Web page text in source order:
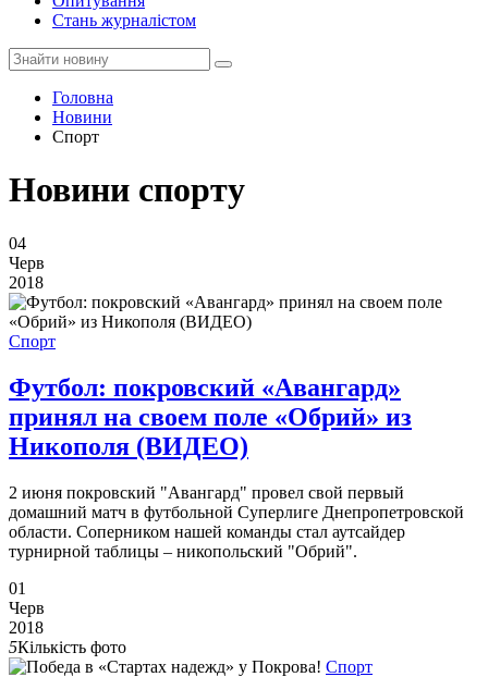
Стань журналістом
Головна
Новини
Спорт
Новини спорту
04
Черв
2018
Спорт
Футбол: покровский «Авангард»
принял на своем поле «Обрий» из
Никополя (ВИДЕО)
2 июня покровский "Авангард" провел свой первый
домашний матч в футбольной Суперлиге Днепропетровской
области. Соперником нашей команды стал аутсайдер
турнирной таблицы – никопольский "Обрий".
01
Черв
2018
5Кількість фото
Спорт